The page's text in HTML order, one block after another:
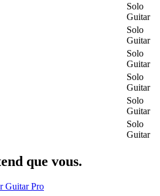
Solo
Guitar
Solo
Guitar
Solo
Guitar
Solo
Guitar
Solo
Guitar
Solo
Guitar
que vous.
Guitar Pro